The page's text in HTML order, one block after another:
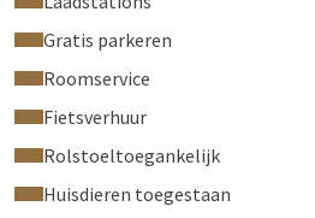
slaan.
Bekijk hier onze huisregels.
Gratis parkeren
Roomservice
Fietsverhuur
Rolstoeltoegankelijk
Huisdieren toegestaan